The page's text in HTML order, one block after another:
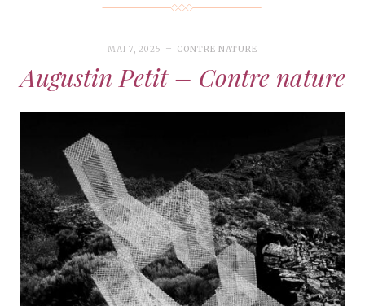
MAI 7, 2025 CONTRE NATURE
Augustin Petit – Contre nature